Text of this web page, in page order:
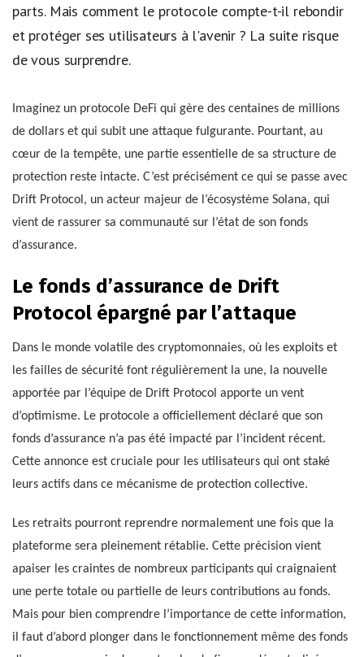
parts. Mais comment le protocole compte-t-il rebondir
et protéger ses utilisateurs à l'avenir ? La suite risque
de vous surprendre.
Imaginez un protocole DeFi qui gère des centaines de millions
de dollars et qui subit une attaque fulgurante. Pourtant, au
cœur de la tempête, une partie essentielle de sa structure de
protection reste intacte. C’est précisément ce qui se passe avec
Drift Protocol, un acteur majeur de l’écosystème Solana, qui
vient de rassurer sa communauté sur l’état de son fonds
d’assurance.
Le fonds d’assurance de Drift
Protocol épargné par l’attaque
Dans le monde volatile des cryptomonnaies, où les exploits et
les failles de sécurité font régulièrement la une, la nouvelle
apportée par l’équipe de Drift Protocol apporte un vent
d’optimisme. Le protocole a officiellement déclaré que son
fonds d’assurance n’a pas été impacté par l’incident récent.
Cette annonce est cruciale pour les utilisateurs qui ont staké
leurs actifs dans ce mécanisme de protection collective.
Les retraits pourront reprendre normalement une fois que la
plateforme sera pleinement rétablie. Cette précision vient
apaiser les craintes de nombreux participants qui craignaient
une perte totale ou partielle de leurs contributions au fonds.
Mais pour bien comprendre l’importance de cette information,
il faut d’abord plonger dans le fonctionnement même des fonds